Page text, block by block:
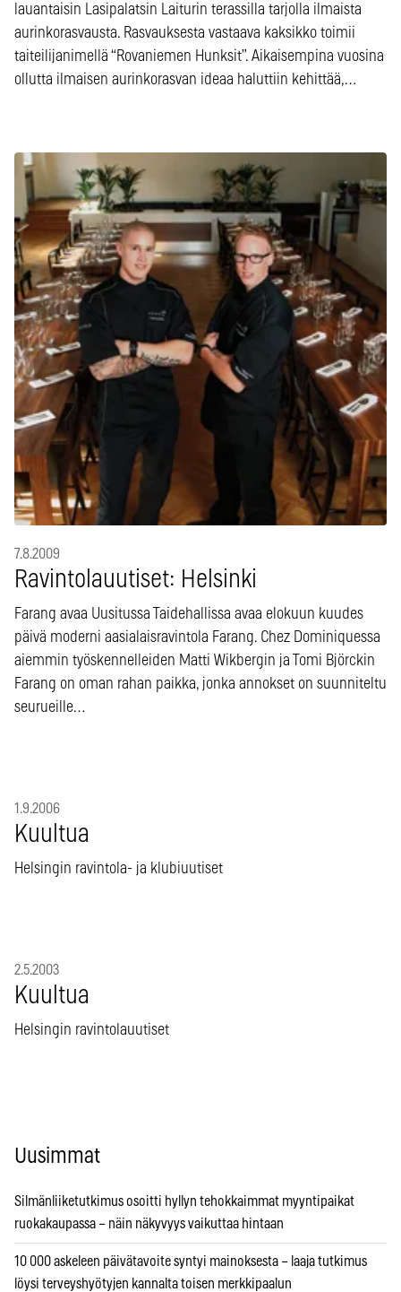
lauantaisin Lasipalatsin Laiturin terassilla tarjolla ilmaista
aurinkorasvausta. Rasvauksesta vastaava kaksikko toimii
taiteilijanimellä “Rovaniemen Hunksit”. Aikaisempina vuosina
ollutta ilmaisen aurinkorasvan ideaa haluttiin kehittää,…
7.8.2009
Ravintolauutiset: Helsinki
Farang avaa Uusitussa Taidehallissa avaa elokuun kuudes
päivä moderni aasialaisravintola Farang. Chez Dominiquessa
aiemmin työskennelleiden Matti Wikbergin ja Tomi Björckin
Farang on oman rahan paikka, jonka annokset on suunniteltu
seurueille…
1.9.2006
Kuultua
Helsingin ravintola- ja klubiuutiset
2.5.2003
Kuultua
Helsingin ravintolauutiset
Uusimmat
Silmänliiketutkimus osoitti hyllyn tehokkaimmat myyntipaikat
ruokakaupassa – näin näkyvyys vaikuttaa hintaan
10 000 askeleen päivätavoite syntyi mainoksesta – laaja tutkimus
löysi terveyshyötyjen kannalta toisen merkkipaalun